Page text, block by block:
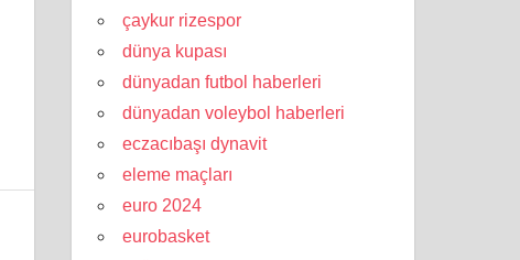
çaykur rizespor
dünya kupası
dünyadan futbol haberleri
dünyadan voleybol haberleri
eczacıbaşı dynavit
eleme maçları
euro 2024
eurobasket